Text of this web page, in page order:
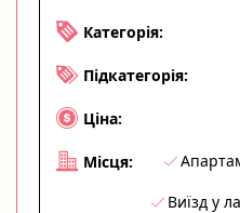
Категорія:
Підкатегорія:
Ціна:
Місця:
Виїзд у